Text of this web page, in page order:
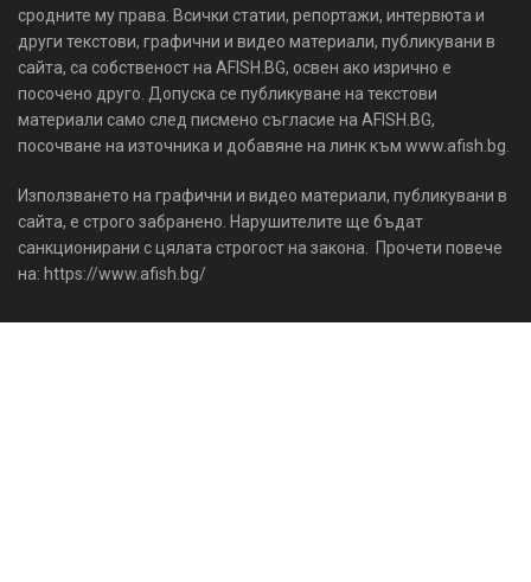
сродните му права. Всички статии, репортажи, интервюта и
други текстови, графични и видео материали, публикувани в
сайта, са собственост на AFISH.BG, освен ако изрично е
посочено друго. Допуска се публикуване на текстови
материали само след писмено съгласие на AFISH.BG,
посочване на източника и добавяне на линк към www.afish.bg.
Използването на графични и видео материали, публикувани в
сайта, е строго забранено. Нарушителите ще бъдат
санкционирани с цялата строгост на закона. Прочети повече
на: https://www.afish.bg/